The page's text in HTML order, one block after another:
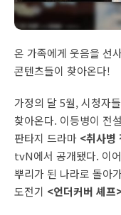
온 가족에게 웃음을 선
콘텐츠들이 찾아온다!
가정의 달 5월, 시청자
찾아온다. 이등병이 전
판타지 드라마 <취사병
tvN에서 공개됐다. 이
뿌리가 된 나라로 돌아
도전기 <언더커버 셰프